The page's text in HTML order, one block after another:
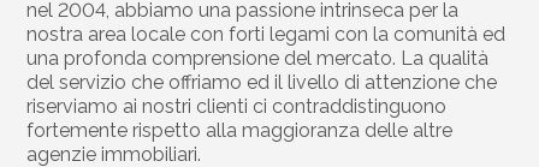
nel 2004, abbiamo una passione intrinseca per la
nostra area locale con forti legami con la comunità ed
una profonda comprensione del mercato. La qualità
del servizio che offriamo ed il livello di attenzione che
riserviamo ai nostri clienti ci contraddistinguono
fortemente rispetto alla maggioranza delle altre
agenzie immobiliari.